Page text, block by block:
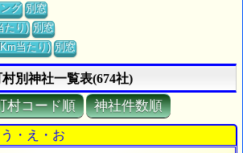
グ 別窓
たり) 別窓
当たり) 別窓
別神社一覧表(674社)
村コード順 神社件数順
・え・お